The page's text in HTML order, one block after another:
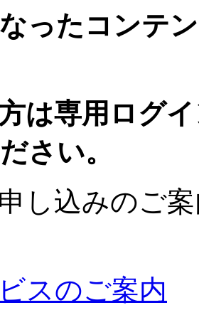
ったコンテ
は専用ログ
さい。
し込みのご
スのご案内